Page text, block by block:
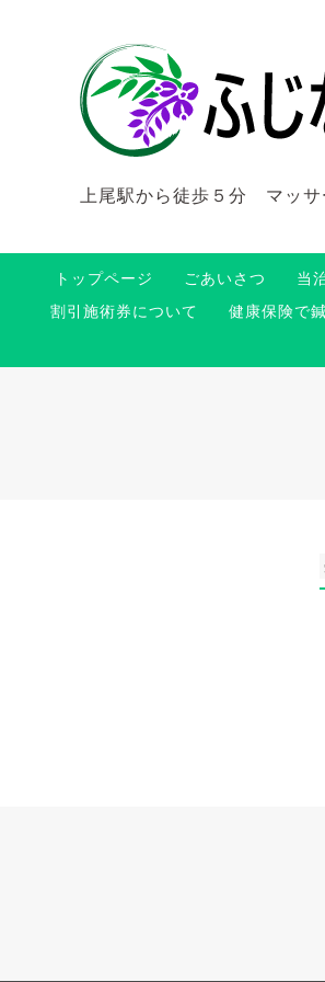
上尾駅から徒歩５分 マッサ
トップページ ごあいさつ 当
割引施術券について
健康保険で